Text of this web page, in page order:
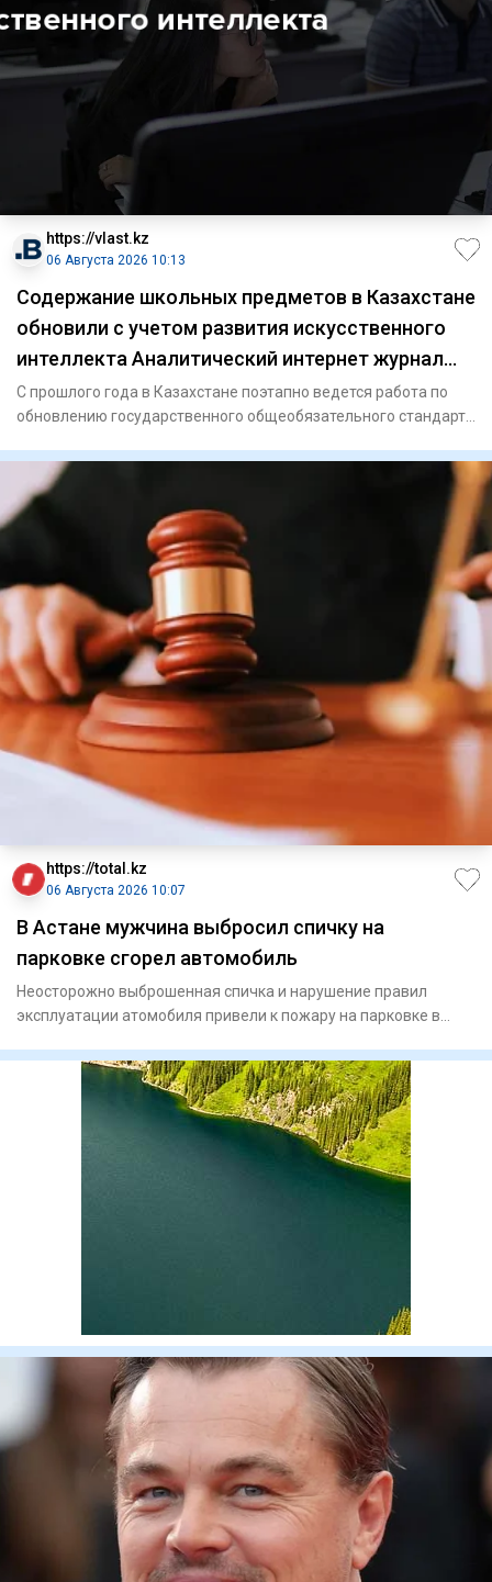
https://vlast.kz
06 Августа 2026 10:13
Содержание школьных предметов в Казахстане
обновили с учетом развития искусственного
интеллекта Аналитический интернет журнал
Власть
С прошлого года в Казахстане поэтапно ведется работа по
обновлению государственного общеобязательного стандарта
https://total.kz
06 Августа 2026 10:07
В Астане мужчина выбросил спичку на
парковке сгорел автомобиль
Неосторожно выброшенная спичка и нарушение правил
эксплуатации атомобиля привели к пожару на парковке в